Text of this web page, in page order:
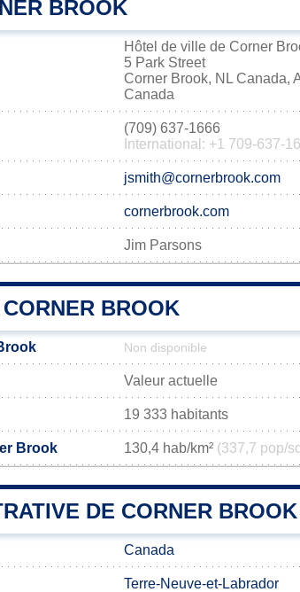
BROOK
Hôtel de ville de Corner
5 Park Street
Corner Brook, NL Canada,
Canada
(709) 637-1666
International: +1 709-637-
jsmith@cornerbrook.com
cornerbrook.com
Jim Parsons
BROOK
Non disponible
Valeur actuelle
19 333 habitants
Brook 130,4 hab/km² (337,7 pop/
DE CORNER BROOK
Canada
Terre-Neuve-et-Labrador